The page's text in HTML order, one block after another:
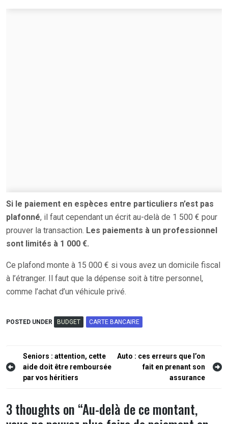
Si le paiement en espèces entre particuliers n’est pas
plafonné, il faut cependant un écrit au-delà de 1 500 € pour
prouver la transaction. Les paiements à un professionnel
sont limités à 1 000 €.
Ce plafond monte à 15 000 € si vous avez un domicile fiscal
à l’étranger. Il faut que la dépense soit à titre personnel,
comme l’achat d’un véhicule privé.
POSTED UNDER BUDGET CARTE BANCAIRE
Navigation
de
Seniors : attention, cette
aide doit être remboursée
par vos héritiers
Auto : ces erreurs que l’on
fait en prenant son
assurance
3 thoughts on “Au-delà de ce montant,